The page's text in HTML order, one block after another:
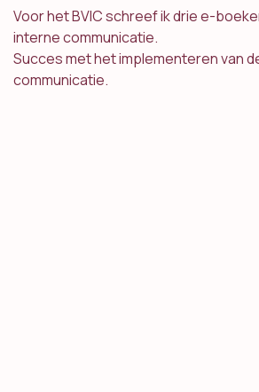
Voor het BVIC schreef ik drie e-
interne communicatie.
Succes met het implementeren van
communicatie.